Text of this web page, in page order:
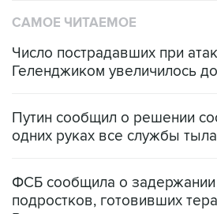
Число пострадавших при
Путин сообщил о решении
ФСБ сообщила о
Росгвардии